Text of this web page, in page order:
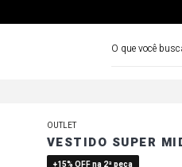
OUTLET
VESTIDO SUPER
+15% OFF na 2ª peça